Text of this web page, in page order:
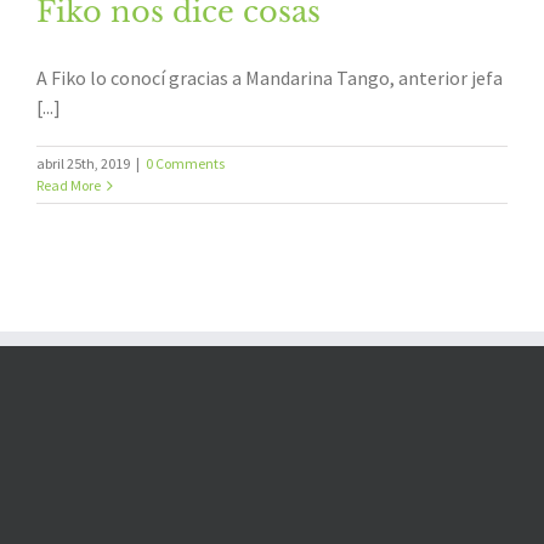
Fiko nos dice cosas
A Fiko lo conocí gracias a Mandarina Tango, anterior jefa
[...]
abril 25th, 2019 | 0 Comments
Read More